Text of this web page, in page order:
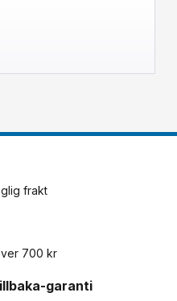
frakt
700 kr
garanti